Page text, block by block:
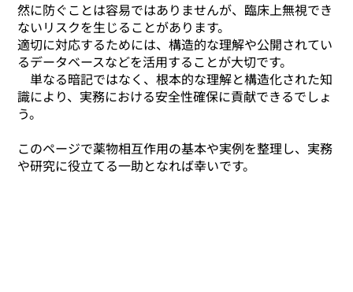
然に防ぐことは容易ではありませんが、臨床上無視でき
ないリスクを生じることがあります。
適切に対応するためには、構造的な理解や公開されてい
るデータベースなどを活用することが大切です。
単なる暗記ではなく、根本的な理解と構造化された知
識により、実務における安全性確保に貢献できるでしょ
う。
このページで薬物相互作用の基本や実例を整理し、実務
や研究に役立てる一助となれば幸いです。